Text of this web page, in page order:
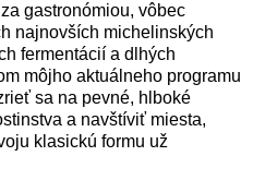
gastronómiou, vôbec
najnovších michelinských
fermentácií a dlhých
môjho aktuálneho programu
sa na pevné, hlboké
a navštíviť miesta,
klasickú formu už